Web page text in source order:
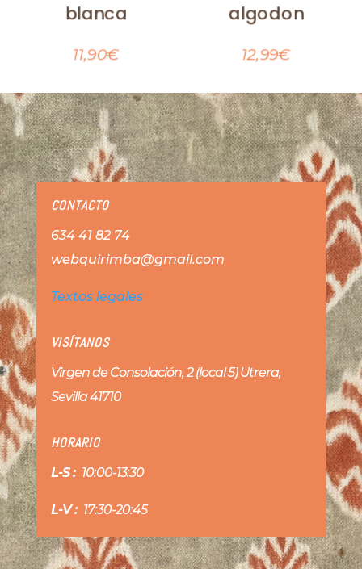
blanca
11,90€
algodon
12,99€
CONTACTO
634 41 82 74
webquirimba@gmail.com
Textos legales
VISÍTANOS
Virgen de Consolación, 2 (local 5) Utrera,
Sevilla 41710
HORARIO
L-S : 10:00-13:30
L-V : 17:30-20:45